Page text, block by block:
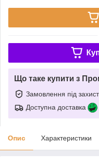
Що таке купити з
Замовлення під
Доступна доставка
Опис Характеристики